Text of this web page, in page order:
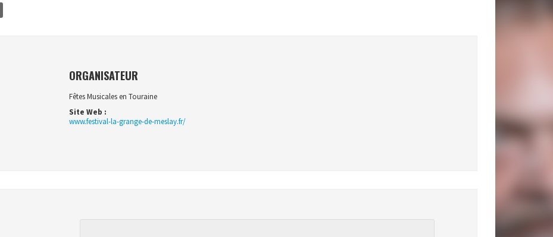
ORGANISATEUR
Fêtes Musicales en Touraine
Site Web :
www.festival-la-grange-de-meslay.fr/